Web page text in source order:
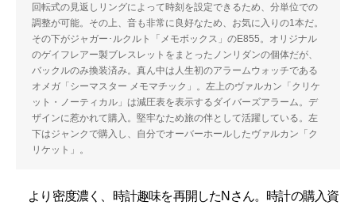
回転式の見返しリングによって時刻を設定できるため、分単位での
調整が可能。その上、音も非常に良好なため、お気に入りの1本だ。
その下がジャガー･ルクルト「メモボックス」のE855。オリジナル
のゲイフレアー製ブレスレットをまとったノンリダンの個体だが、
バックルのみ換装済み。真ん中は人生初のアラームウォッチである
オメガ「シーマスター メモマチック」。左上のヴァルカン「クリケ
ット・ノーティカル」は減圧表を表示するダイバーズアラーム。デ
ザインに惹かれて購入。堅牢なため旅の伴として活躍している。左
下はジャンクで購入し、自分でオーバーホールしたヴァルカン「ク
リケット」。
より密度濃く、時計趣味を再開したNさん。時計の購入資